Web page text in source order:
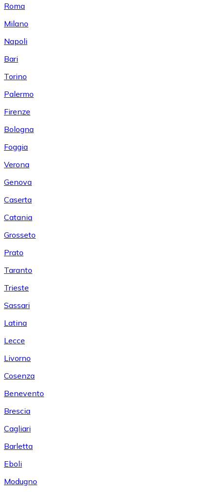
Roma
Milano
Napoli
Bari
Torino
Palermo
Firenze
Bologna
Foggia
Verona
Genova
Caserta
Catania
Grosseto
Prato
Taranto
Trieste
Sassari
Latina
Lecce
Livorno
Cosenza
Benevento
Brescia
Cagliari
Barletta
Eboli
Modugno